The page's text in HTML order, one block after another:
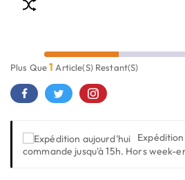
Plus Que1 Article(s) Restant(s)
commande jusqu'à 15h. Hors week-